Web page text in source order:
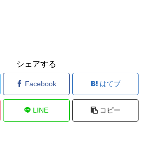
シェアする
Facebook はてブ
LINE コピー